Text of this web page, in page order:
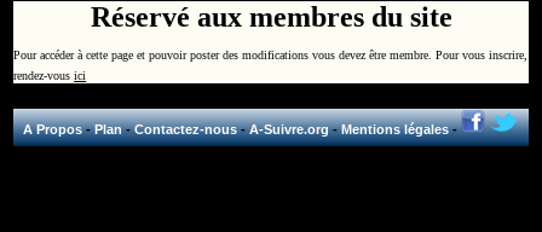
Réservé aux membres du site
Pour accéder à cette page et pouvoir poster des modifications vous devez être membre. Pour vous inscrire,
rendez-vousici
A Propos-Plan-Contactez-nous-A-Suivre.org-Mentions légales-